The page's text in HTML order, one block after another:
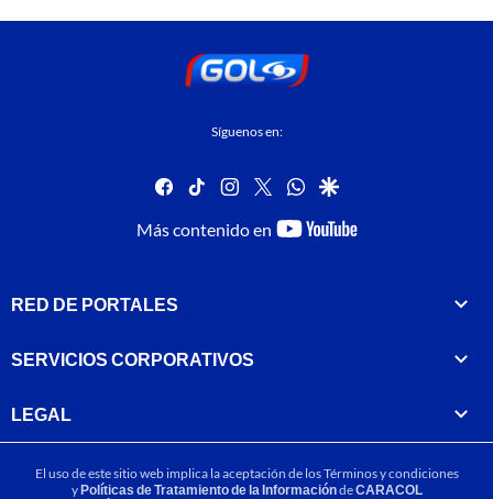
Síguenos en:
facebook
tiktok instagram
twitterwhatsapp
google
Más contenido en
youtube-
RED DE PORTALES
SERVICIOS CORPORATIVOS
LEGAL
El uso de este sitio web implica la aceptación de losTérminos y condiciones
yPolíticas de Tratamiento de la InformacióndeCARACOL